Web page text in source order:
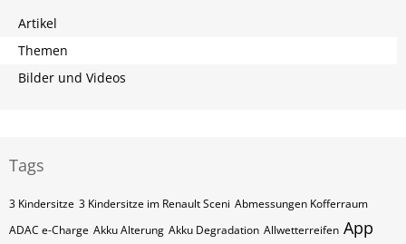
Artikel
Themen
Bilder und Videos
Tags
3 Kindersitze 3 Kindersitze im Renault Sceni Abmessungen Kofferraum
ADAC e-Charge Akku Alterung Akku Degradation Allwetterreifen App